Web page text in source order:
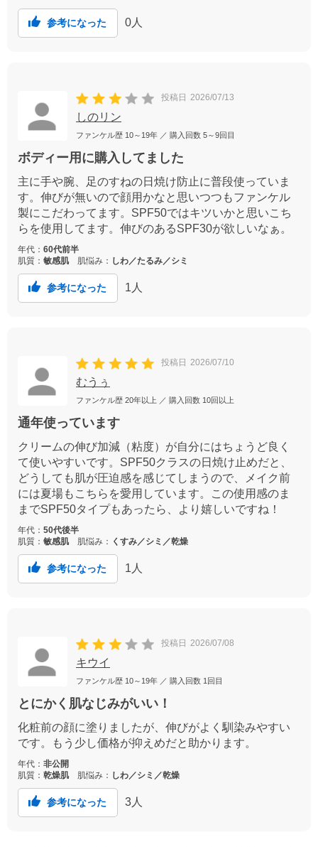
参考になった 0 人
投稿日 2026/07/13
しのリン
ファンケル歴 10～19年 ／ 購入回数 5～9回目
ボディー用に購入してました
主に手や腕、足のすねの日焼け防止に普段使っていま
す。伸びが無いので顔用かなと思いつつもファンケル
製にこだわってます。SPF50ではキツいかと思いこち
らを使用してます。伸びのあるSPF30が欲しいなぁ。
年代： 60代前半
肌質： 敏感肌 肌悩み： しわ／たるみ／シミ
参考になった 1 人
投稿日 2026/07/10
むうぅ
ファンケル歴 20年以上 ／ 購入回数 10回以上
通年使っています
クリームの伸び加減（粘度）が自分にはちょうど良く
て使いやすいです。SPF50クラスの日焼け止めだと、
どうしても肌が圧迫感を感じてしまうので、メイク前
には夏場もこちらを愛用しています。この使用感のま
までSPF50タイプもあったら、より嬉しいですね！
年代： 50代後半
肌質： 敏感肌 肌悩み： くすみ／シミ／乾燥
参考になった 1 人
投稿日 2026/07/08
キウイ
ファンケル歴 10～19年 ／ 購入回数 1回目
とにかく肌なじみがいい！
化粧前の顔に塗りましたが、伸びがよく馴染みやすい
です。もう少し価格が抑えめだと助かります。
年代： 非公開
肌質： 乾燥肌 肌悩み： しわ／シミ／乾燥
参考になった 3 人